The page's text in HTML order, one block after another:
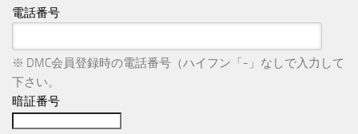
電話番号
※ DMC会員登録時の電話番号（ハイフン「-」なしで入力して
下さい。
暗証番号